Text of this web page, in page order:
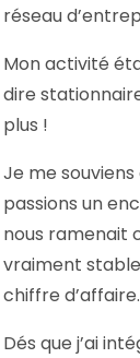
réseau
Mon activité
dire
plus !
Je me
passions un
nous ramenait
vraiment
chiffre d’affaire.
Dés que j’ai